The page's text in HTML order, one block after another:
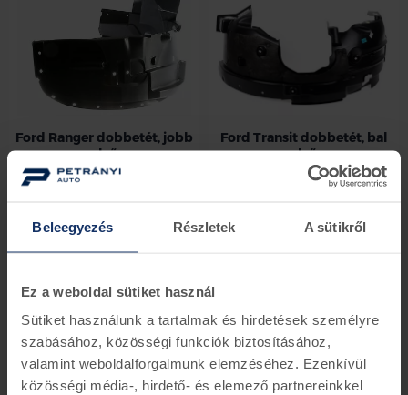
Beleegyezés Részletek A sütikről
Ez a weboldal sütiket használ
Sütiket használunk a tartalmak és hirdetések személyre
szabásához, közösségi funkciók biztosításához,
valamint weboldalforgalmunk elemzéséhez. Ezenkívül
közösségi média-, hirdető- és elemező partnereinkkel
Ford Ranger dobbetét, jobb
első
31.755 Ft27.341 Ft
Ford Transit dobbetét, bal
első
2367265
32.247 Ft27.764 Ft